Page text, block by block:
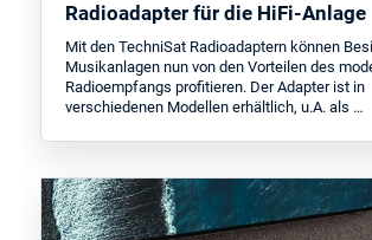
Radioadapter für die HiFi-Anlage
Mit den TechniSat Radioadaptern können
Musikanlagen nun von den Vorteilen des
Radioempfangs profitieren. Der Adapter ist in
verschiedenen Modellen erhältlich, u.A. als …